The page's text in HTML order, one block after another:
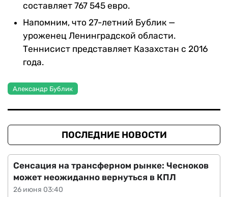
составляет 767 545 евро.
Напомним, что 27-летний Бублик —
уроженец Ленинградской области.
Теннисист представляет Казахстан с 2016
года.
Александр Бублик
ПОСЛЕДНИЕ НОВОСТИ
26 июня 03:40
Сенсация на трансферном рынке: Чесноков
может неожиданно вернуться в КПЛ